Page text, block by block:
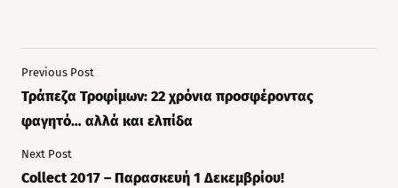
Previous Post
Τράπεζα Τροφίμων: 22 χρόνια προσφέροντας
φαγητό… αλλά και ελπίδα
Next Post
Collect 2017 – Παρασκευή 1 Δεκεμβρίου!